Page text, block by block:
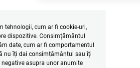
tehnologii, cum ar fi cookie-uri,
dispozitive. Consimțământul
date, cum ar fi comportamentul
nu îți dai consimțământul sau îți
asupra unor anumite